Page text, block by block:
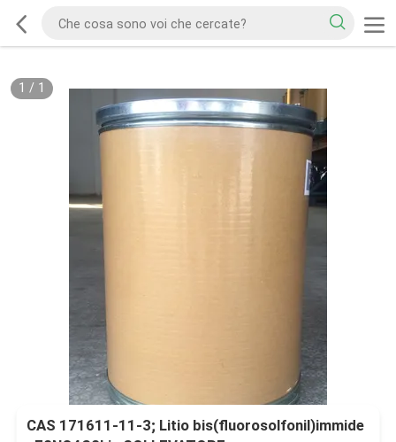
1 / 1
CAS 171611-11-3; Litio bis(fluorosolfonil)immide